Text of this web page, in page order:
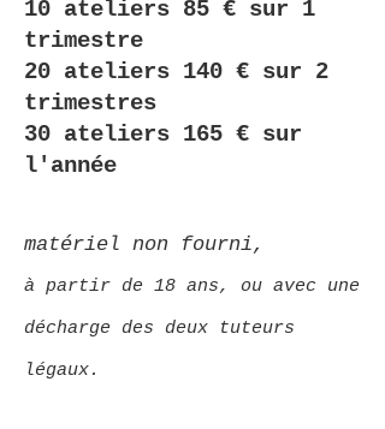
10 ateliers 85 € sur 1
trimestre
20 ateliers 140 € sur 2
trimestres
30 ateliers 165 € sur
l'année
matériel non fourni,
à partir de 18 ans, ou avec une
décharge des deux tuteurs
légaux.